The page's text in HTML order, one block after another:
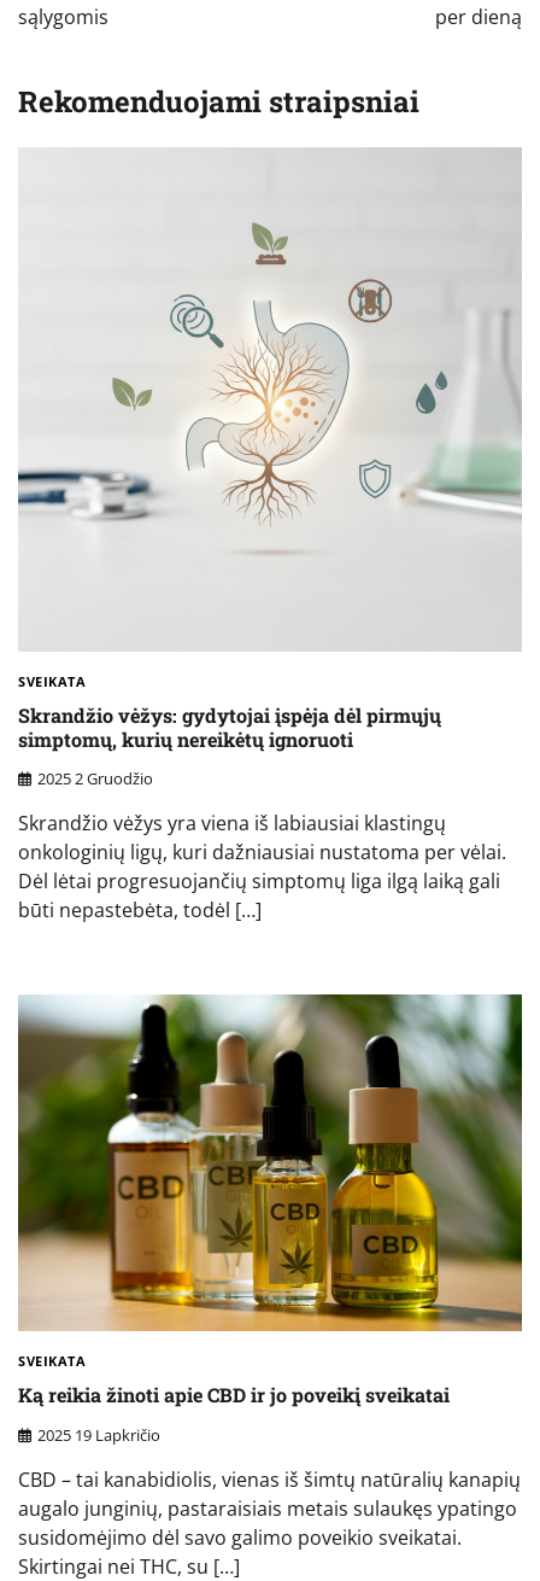
sąlygomis
per dieną
Rekomenduojami straipsniai
SVEIKATA
Skrandžio vėžys: gydytojai įspėja dėl pirmųjų
simptomų, kurių nereikėtų ignoruoti
2025 2 Gruodžio
Skrandžio vėžys yra viena iš labiausiai klastingų
onkologinių ligų, kuri dažniausiai nustatoma per vėlai.
Dėl lėtai progresuojančių simptomų liga ilgą laiką gali
būti nepastebėta, todėl […]
SVEIKATA
Ką reikia žinoti apie CBD ir jo poveikį sveikatai
2025 19 Lapkričio
CBD – tai kanabidiolis, vienas iš šimtų natūralių kanapių
augalo junginių, pastaraisiais metais sulaukęs ypatingo
susidomėjimo dėl savo galimo poveikio sveikatai.
Skirtingai nei THC, su […]